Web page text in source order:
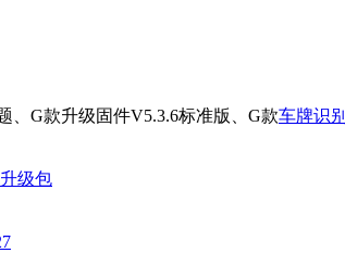
、G款升级固件V5.3.6标准版、G款车牌识别
级包